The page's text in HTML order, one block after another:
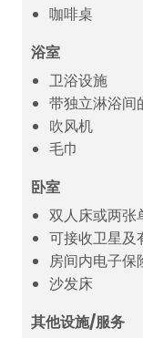
咖啡桌
浴室
卫浴设施
带独立淋浴间
吹风机
毛巾
卧室
双人床或两张
可接收卫星及
房间内电子保
沙发床
其他设施/服务